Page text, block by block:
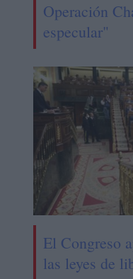
Operación
especular"
El Congreso
las leyes de